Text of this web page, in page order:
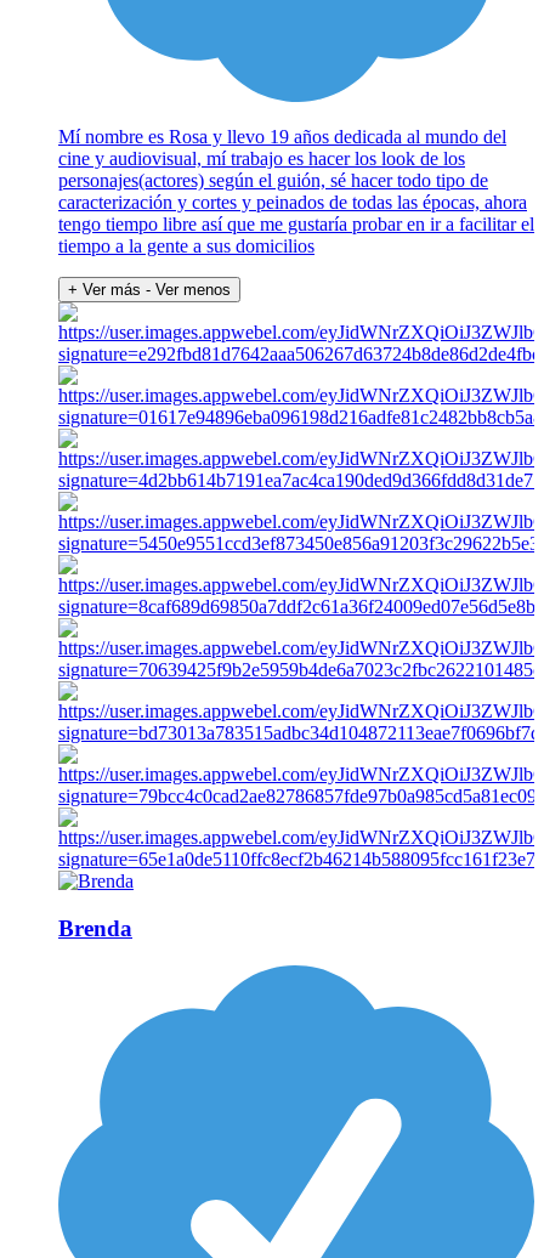
Mí nombre es Rosa y llevo 19 años dedicada al mundo del
cine y audiovisual, mí trabajo es hacer los look de los
personajes(actores) según el guión, sé hacer todo tipo de
caracterización y cortes y peinados de todas las épocas, ahora
tengo tiempo libre así que me gustaría probar en ir a facilitar el
tiempo a la gente a sus domicilios
+ Ver más - Ver menos
Brenda